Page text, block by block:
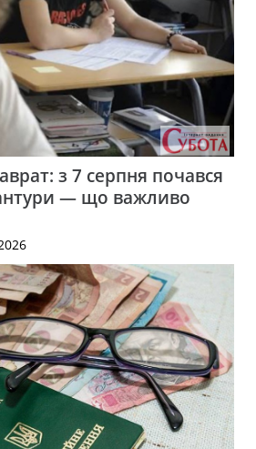
з 7 серпня почався
— що важливо